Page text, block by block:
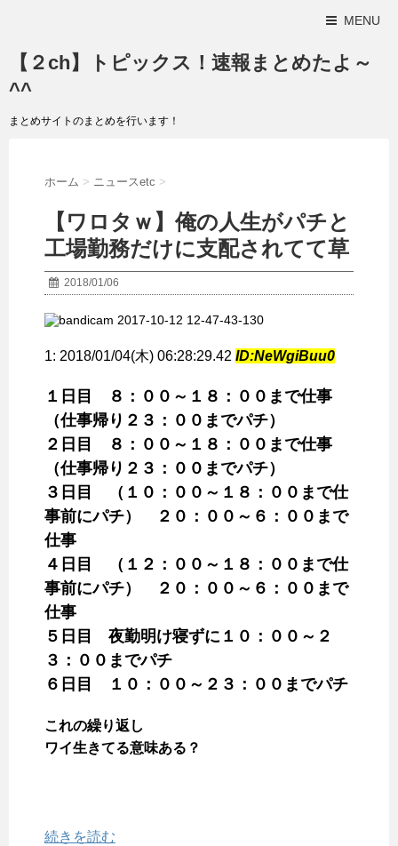
MENU
【２ch】トピックス！速報まとめたよ～
^^
まとめサイトのまとめを行います！
ホーム > ニュースetc >
【ワロタｗ】俺の人生がパチと
工場勤務だけに支配されてて草
2018/01/06
1: 2018/01/04(木) 06:28:29.42 ID:NeWgiBuu0
１日目 ８：００～１８：００まで仕事
（仕事帰り２３：００までパチ）
２日目 ８：００～１８：００まで仕事
（仕事帰り２３：００までパチ）
３日目 （１０：００～１８：００まで仕
事前にパチ） ２０：００～６：００まで
仕事
４日目 （１２：００～１８：００まで仕
事前にパチ） ２０：００～６：００まで
仕事
５日目 夜勤明け寝ずに１０：００～２
３：００までパチ
６日目 １０：００～２３：００までパチ
これの繰り返し
ワイ生きてる意味ある？
続きを読む